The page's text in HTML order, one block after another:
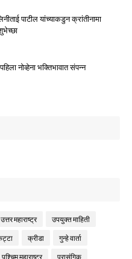
पाटील यांच्याकडुन क्रांतीनामा
नोव्हेना भक्तिभावात संपन्न
उत्तर महाराष्ट्र उपयुक्त माहिती
क्रीडा गुन्हे वार्ता
पश्चिम महाराष्ट्र प्रासंगिक